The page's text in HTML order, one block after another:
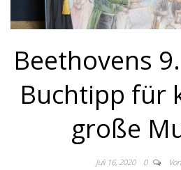
Beethovens
Buchtipp für
große
Juli 16, 2020 0 Von